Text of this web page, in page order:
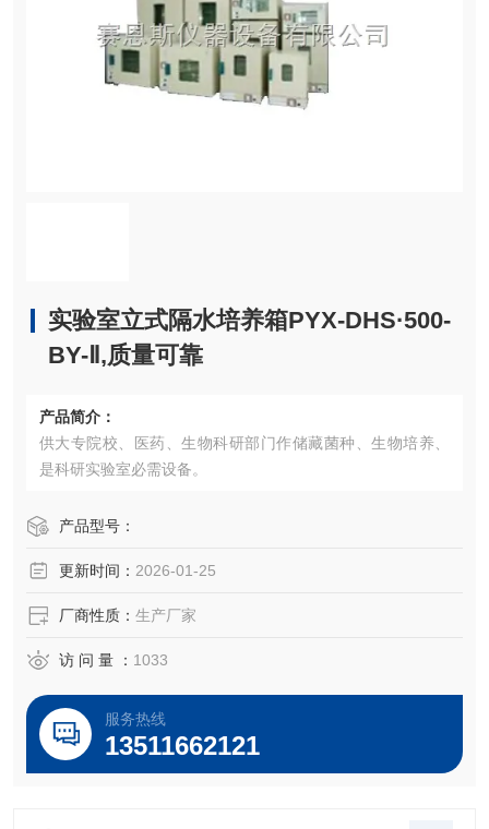
实验室立式隔水培养箱PYX-DHS·500-
BY-Ⅱ,质量可靠
产品简介：
供大专院校、医药、生物科研部门作储藏菌种、生物培养、
是科研实验室必需设备。
产品型号：
更新时间： 2026-01-25
厂商性质： 生产厂家
访 问 量 ： 1033
服务热线
13511662121